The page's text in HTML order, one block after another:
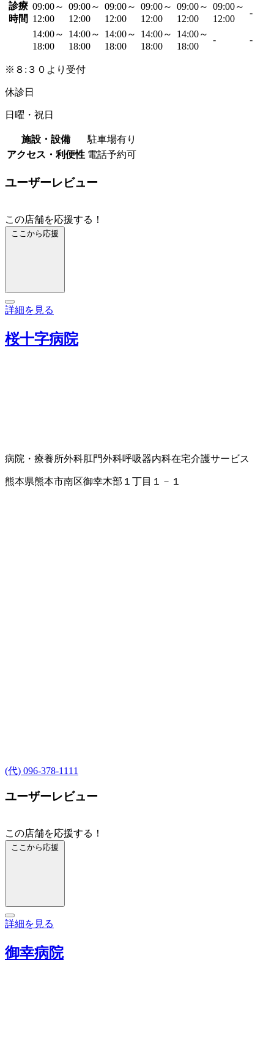
診療
時間
09:00～
12:00
09:00～
12:00
09:00～
12:00
09:00～
12:00
09:00～
12:00
09:00～
12:00
-
14:00～
18:00
14:00～
18:00
14:00～
18:00
14:00～
18:00
14:00～
18:00
- -
※８:３０より受付
休診日
日曜・祝日
施設・設備
駐車場有り
アクセス・利便性 電話予約可
ユーザーレビュー
この店舗を応援する！
ここから応援
詳細を見る
桜十字病院
病院・療養所外科肛門外科呼吸器内科在宅介護サービス
熊本県熊本市南区御幸木部１丁目１－１
(代) 096-378-1111
ユーザーレビュー
この店舗を応援する！
ここから応援
詳細を見る
御幸病院